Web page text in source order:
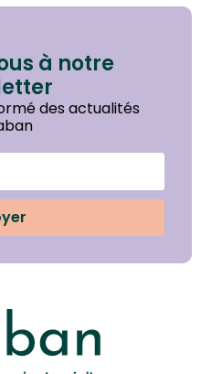
à notre
des actualités